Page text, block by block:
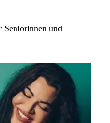
Seniorinnen und